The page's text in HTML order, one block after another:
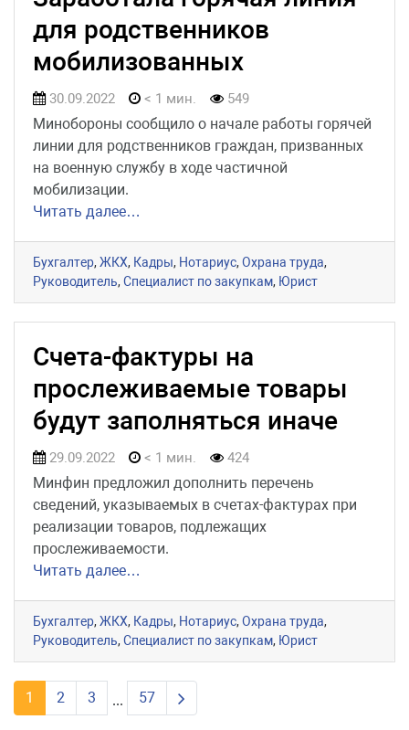
для родственников
мобилизованных
30.09.2022 < 1 мин. 549
Минобороны сообщило о начале работы горячей
линии для родственников граждан, призванных
на военную службу в ходе частичной
мобилизации.
Читать далее…
Бухгалтер,ЖКХ, Кадры, Нотариус,Охрана труда,
Руководитель,Специалист по закупкам, Юрист
Счета-фактуры на
прослеживаемые товары
будут заполняться иначе
29.09.2022 < 1 мин. 424
Минфин предложил дополнить перечень
сведений, указываемых в счетах-фактурах при
реализации товаров, подлежащих
прослеживаемости.
Читать далее…
Бухгалтер,ЖКХ, Кадры, Нотариус,Охрана труда,
Руководитель,Специалист по закупкам, Юрист
1 2 3 ... 57